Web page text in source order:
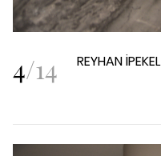
4/14 REYHAN İPEKEL